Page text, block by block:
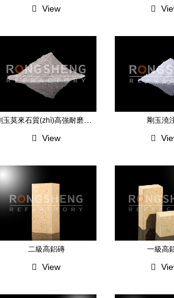
View
View
剛玉澆
二級高鋁磚
View
一級高